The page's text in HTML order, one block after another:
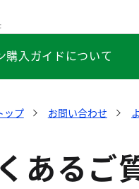
購入ガイドについて
ップ お問い合わせ
ある